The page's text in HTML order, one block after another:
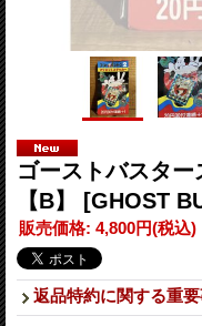
ゴーストバスタ
【B】 [GHOST
販売価格: 4,800円(税込)
返品特約に関する重